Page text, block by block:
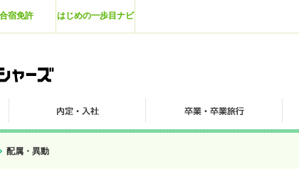
合宿免許 はじめの一歩目ナビ
配属・異動